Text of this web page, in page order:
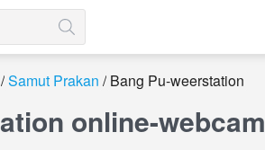
Samut Prakan Bang Pu-weerstation
online-webcam